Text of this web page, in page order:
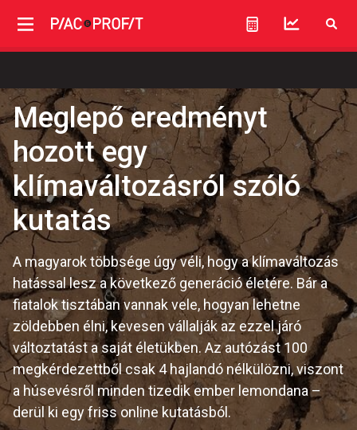
Meglepő eredményt
hozott egy
klímaváltozásról szóló
kutatás
A magyarok többsége úgy véli, hogy a klímaváltozás
hatással lesz a következő generáció életére. Bár a
fiatalok tisztában vannak vele, hogyan lehetne
zöldebben élni, kevesen vállalják az ezzel járó
változtatást a saját életükben. Az autózást 100
megkérdezettből csak 4 hajlandó nélkülözni, viszont
a húsevésről minden tizedik ember lemondana –
derül ki egy friss online kutatásból.